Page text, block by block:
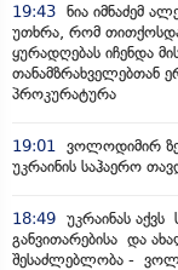
19:43 ნია იმნაძემ
უთხრა, რომ
ყურადღებას იჩენდა
თანამზრახველებთან
პროკურატურა
19:01
ვოლოდიმირ
უკრაინის საჰაერო
18:49 უკრაინას
განვითარებისა და
შესაძლებლობა -